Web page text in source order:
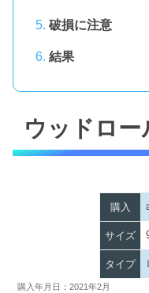
破損に注意
結果
ウッドロー
購入
サイズ
タイプ
購入年月日：2021年2月